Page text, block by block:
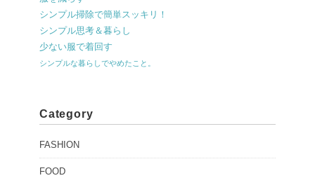
シンプル掃除で簡単スッキリ！
シンプル思考＆暮らし
少ない服で着回す
シンプルな暮らしでやめたこと。
Category
FASHION
FOOD